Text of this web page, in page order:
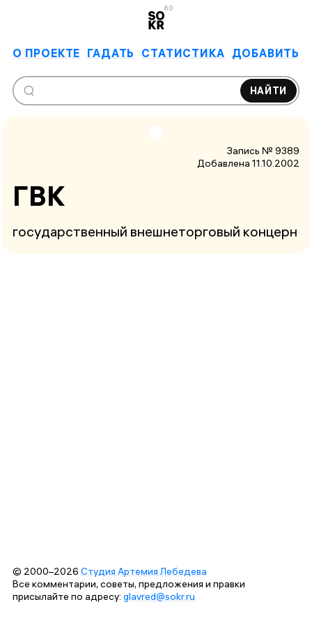
6.0
О ПРОЕКТЕ ГАДАТЬ СТАТИСТИКА ДОБАВИТЬ
НАЙТИ
Запись № 9389
Добавлена 11.10.2002
ГВК
государственный внешнеторговый концерн
© 2000–2026 Студия Артемия Лебедева
Все комментарии, советы, предложения и правки
присылайте по адресу: glavred@sokr.ru